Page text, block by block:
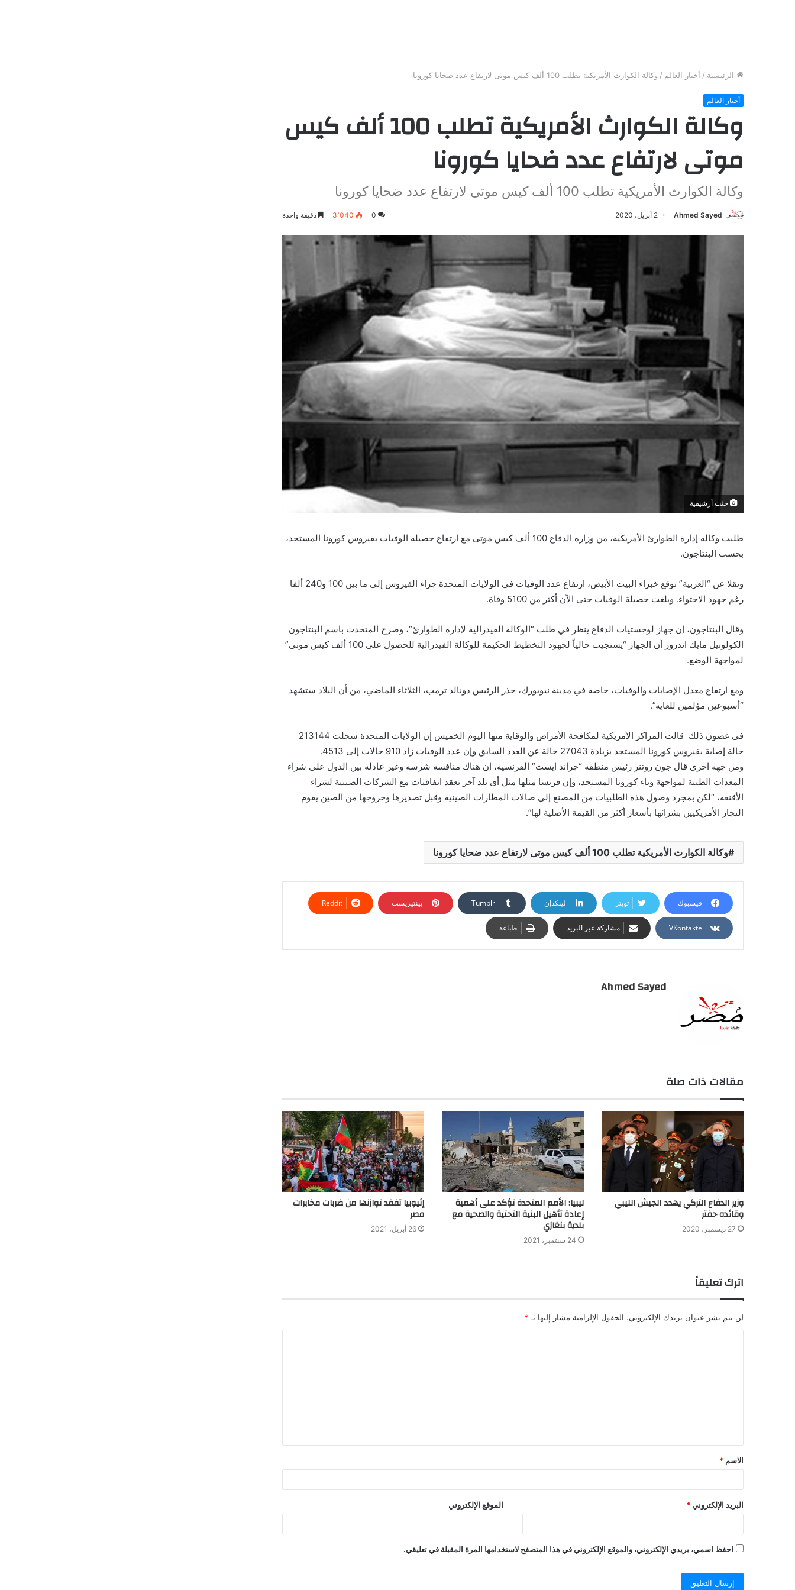
الرئيسية / أخبار العالم / وكالة الكوارث الأمريكية تطلب 100 ألف كيس موتى لارتفاع عدد ضحايا كورونا
أخبار العالم
وكالة الكوارث الأمريكية تطلب 100 ألف كيس
موتى لارتفاع عدد ضحايا كورونا
وكالة الكوارث الأمريكية تطلب 100 ألف كيس موتى لارتفاع عدد ضحايا كورونا
Ahmed Sayed 2 أبريل، 2020 0 3٬040 دقيقة واحدة
جثث أرشيفية
طلبت وكالة إدارة الطوارئ الأمريكية، من وزارة الدفاع 100 ألف كيس موتى مع ارتفاع حصيلة الوفيات بفيروس كورونا المستجد،
بحسب البنتاجون.
ونقلا عن “العربية” توقع خبراء البيت الأبيض، ارتفاع عدد الوفيات في الولايات المتحدة جراء الفيروس إلى ما بين 100 و240 ألفا
رغم جهود الاحتواء. وبلغت حصيلة الوفيات حتى الآن أكثر من 5100 وفاة.
وقال البنتاجون، إن جهاز لوجستيات الدفاع ينظر في طلب “الوكالة الفيدرالية لإدارة الطوارئ”، وصرح المتحدث باسم البنتاجون
الكولونيل مايك اندروز أن الجهاز “يستجيب حالياً لجهود التخطيط الحكيمة للوكالة الفيدرالية للحصول على 100 ألف كيس موتى”
لمواجهة الوضع.
ومع ارتفاع معدل الإصابات والوفيات، خاصة في مدينة نيويورك، حذر الرئيس دونالد ترمب، الثلاثاء الماضي، من أن البلاد ستشهد
“أسبوعين مؤلمين للغاية”.
فى غضون ذلك قالت المراكز الأمريكية لمكافحة الأمراض والوقاية منها اليوم الخميس إن الولايات المتحدة سجلت 213144
حالة إصابة بفيروس كورونا المستجد بزيادة 27043 حالة عن العدد السابق وإن عدد الوفيات زاد 910 حالات إلى 4513.
ومن جهة اخرى قال جون روتنر رئيس منطقة “جراند إيست” الفرنسية، إن هناك منافسة شرسة وغير عادلة بين الدول على شراء
المعدات الطبية لمواجهة وباء كورونا المستجد، وإن فرنسا مثلها مثل أى بلد آخر تعقد اتفاقيات مع الشركات الصينية لشراء
الأقنعة، “لكن بمجرد وصول هذه الطلبيات من المصنع إلى صالات المطارات الصينية وقبل تصديرها وخروجها من الصين يقوم
التجار الأمريكيين بشرائها بأسعار أكثر من القيمة الأصلية لها”.
وكالة الكوارث الأمريكية تطلب 100 ألف كيس موتى لارتفاع عدد ضحايا كورونا
فيسبوك تويتر لينكدإن بينتيريست
مشاركة عبر البريد طباعة
Ahmed Sayed
مقالات ذات صلة
وزير الدفاع التركي يهدد الجيش الليبي
وقائده حفتر
27 ديسمبر، 2020
ليبيا: الأمم المتحدة تؤكد على أهمية
إعادة تأهيل البنية التحتية والصحية مع
بلدية بنغازي
24 سبتمبر، 2021
إثيوبيا تفقد توازنها من ضربات مخابرات
مصر
26 أبريل، 2021
اترك تعليقاً
لن يتم نشر عنوان بريدك الإلكتروني. الحقول الإلزامية مشار إليها بـ *
الاسم *
البريد الإلكتروني * الموقع الإلكتروني
احفظ اسمي، بريدي الإلكتروني، والموقع الإلكتروني في هذا المتصفح لاستخدامها المرة المقبلة في تعليقي.